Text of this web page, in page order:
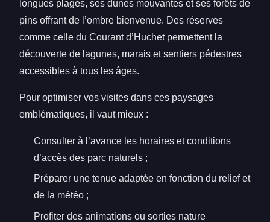
longues plages, ses dunes mouvantes et ses forêts de
pins offrant de l’ombre bienvenue. Des réserves
comme celle du Courant d’Huchet permettent la
découverte de lagunes, marais et sentiers pédestres
accessibles à tous les âges.
Pour optimiser vos visites dans ces paysages
emblématiques, il vaut mieux :
Consulter à l’avance les horaires et conditions
d’accès des parc naturels ;
Préparer une tenue adaptée en fonction du relief et
de la météo ;
Profiter des animations ou sorties nature